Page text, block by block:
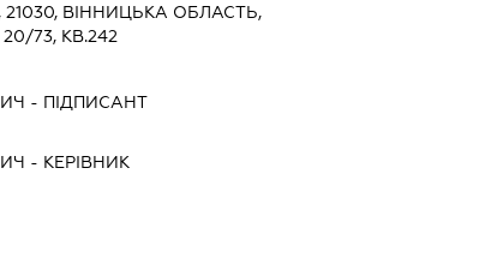
21030, ВIННИЦЬКА ОБЛАСТЬ,
73, КВ.242
- ПІДПИСАНТ
- КЕРІВНИК